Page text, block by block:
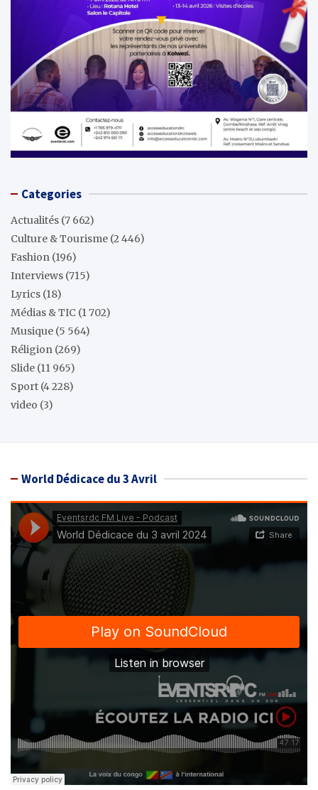
Categories
Actualités (7 662)
Culture & Tourisme (2 446)
Fashion (196)
Interviews (715)
Lyrics (18)
Médias & TIC (1 702)
Musique (5 564)
Réligion (269)
Slide (11 965)
Sport (4 228)
video (3)
World Dédicace du 3 Avril